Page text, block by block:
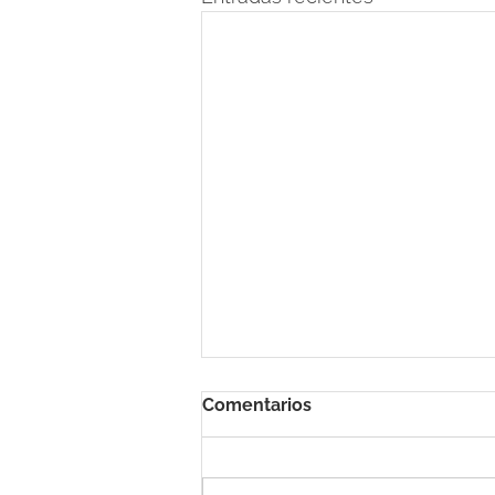
Comentarios